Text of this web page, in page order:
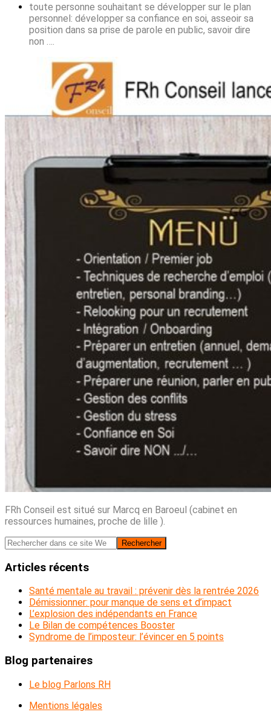
toute personne souhaitant se développer sur le plan
personnel: développer sa confiance en soi, asseoir sa
position dans sa prise de parole en public, savoir dire
non ….
FRh Conseil est situé sur Marcq en Baroeul (cabinet en
ressources humaines, proche de lille ).
Barre
latérale
Rechercher
dans
ce
Web
Articles récents
Santé mentale au travail : prévenir dès la rentrée 2026
Démissionner: pour manque de sens et d’impact
L’explosion des indépendants en France
Le Bilan de compétences Booster
Syndrome de l’imposteur: l’évincer en 5 points
Blog partenaires
Le blog Parlons RH
Mentions légales